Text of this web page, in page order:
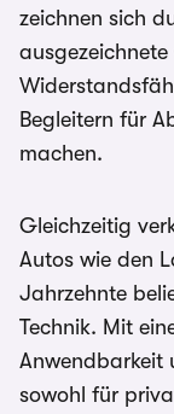
zeichnen sich
Begleitern für
machen.
Gleichzeitig
Autos wie den
Jahrzehnte
Technik. Mit
Anwendbarkeit
sowohl für